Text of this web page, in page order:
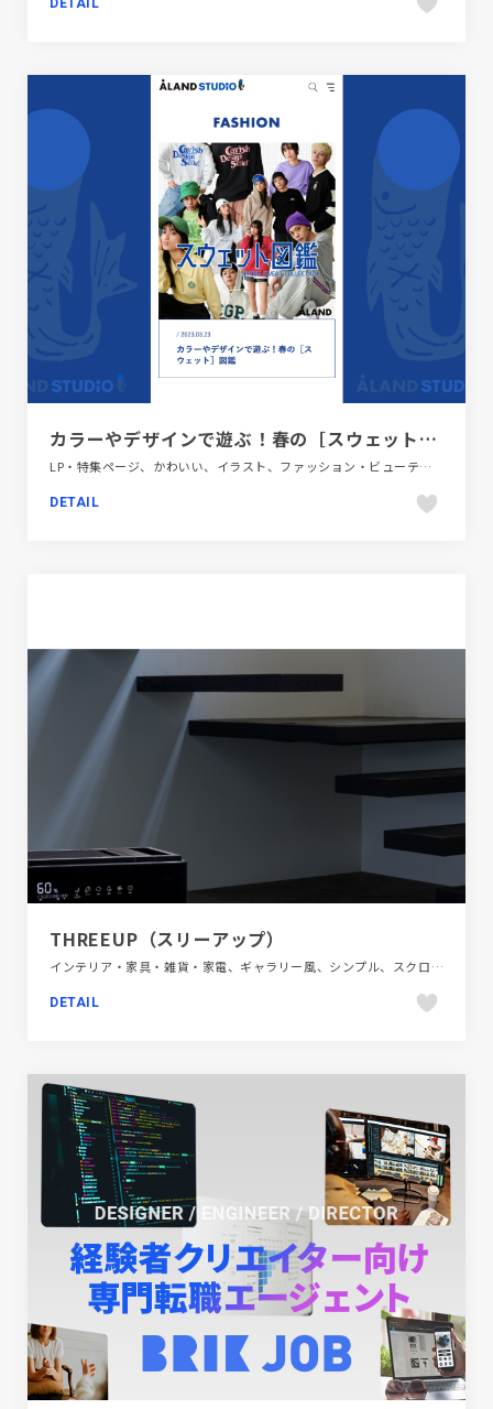
カラーやデザインで遊ぶ！春の［スウェット］図鑑 | ALAND STUDIO（エーランド スタジオ）
LP・特集ページ、かわいい、イラスト、ファッション・ビューティー、ブルー系、ポップ、大きめ写真、手書き・ハンドメイド
DETAIL
THREEUP（スリーアップ）
インテリア・家具・雑貨・家電、ギャラリー風、シンプル、スクロールエフェクト、スタイリッシュ、ブラック系 、ブランド・サービスサイト、ホワイト系、モーション多め、大きめ写真
DETAIL